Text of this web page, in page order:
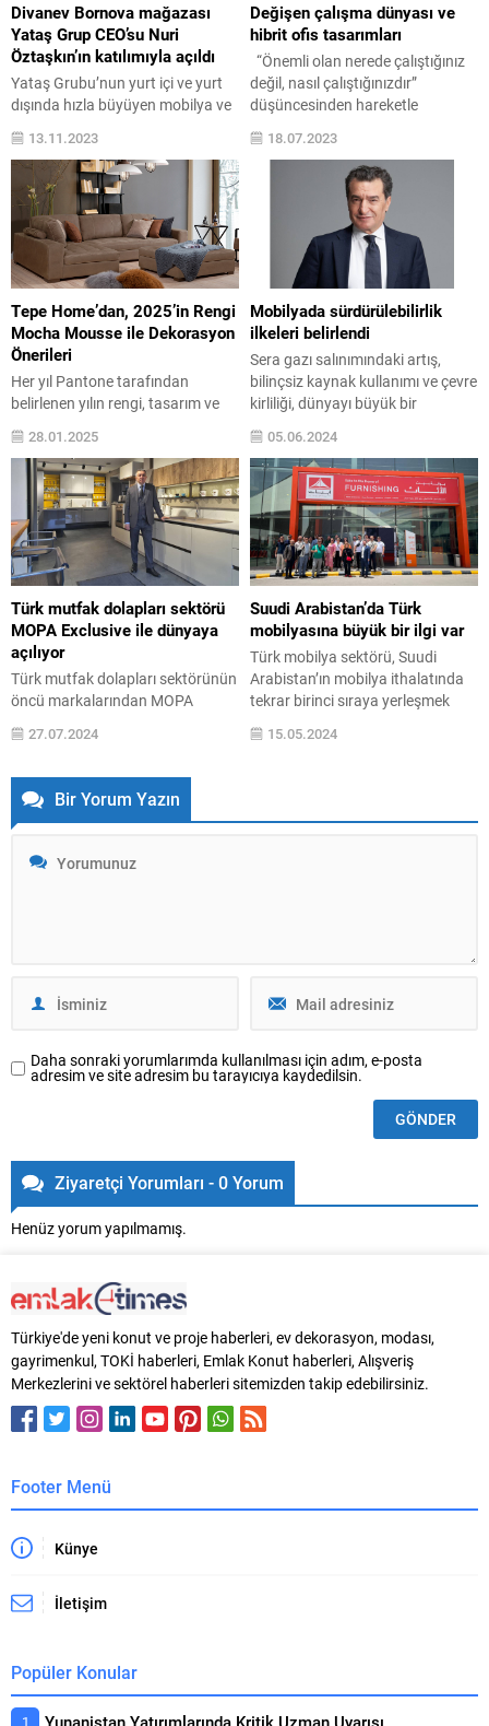
Divanev Bornova mağazası
Yataş Grup CEO’su Nuri
Öztaşkın’ın katılımıyla açıldı
Yataş Grubu’nun yurt içi ve yurt
dışında hızla büyüyen mobilya ve
uyku markası Divanev, sayıları
hızla artan mağazalarına bir
yenisini daha ekledi ve
Bornova’da bulunan 1.800 m2
alana sahip 116’ncı mağazasının
açılışını Yataş Grup CEO’su Nuri
Öztaşkın, Bornova Belediye
Başkanı Mustafa İduğ ve şehrin
önde gelen isimlerinin katılımıyla
gerçekleştirdi. ...
13.11.2023
Değişen çalışma dünyası ve
hibrit ofis tasarımları
“Önemli olan nerede çalıştığınız
değil, nasıl çalıştığınızdır”
düşüncesinden hareketle
meydana getirilen hibrit çalışma
modeli, çalışma dünyasına yeni
bir soluk getirdi ve birçok kişi
tarafından beğeniyle karşılandı.
Bu durum ofis tasarımlarında
daha samimi, aidiyet duygusunu
geliştiren ve enerji dolu bir çizgi
ediniminin yolunu açtı. Tüm
dünyayı etkileyen Covid – 19...
18.07.2023
Tepe Home’dan, 2025’in Rengi
Mocha Mousse ile Dekorasyon
Önerileri
Her yıl Pantone tarafından
belirlenen yılın rengi, tasarım ve
dekorasyon trendlerini
şekillendirirken, 2025 yılının rengi
“Mocha Mousse” oldu. Sıcak
kahve tonlarını zarif bir
modernlikle buluşturan Mocha
Mousse, ev dekorasyonuna
sofistike ve davetkâr bir atmosfer
katıyor. Mocha Mousse,
kahverenginin yumuşak ve pastel
tonlarından ilham alan, güz ve
toprak dokusunu yansıtan bir...
28.01.2025
Mobilyada sürdürülebilirlik
ilkeleri belirlendi
Sera gazı salınımındaki artış,
bilinçsiz kaynak kullanımı ve çevre
kirliliği, dünyayı büyük bir
varoluşsal krizin eşiğine
getirirken, sektörler geliştirdikleri
sürdürülebilirlik eylem planlarıyla
meydana gelen hasarları geri
döndürmeye çalışıyor. Mobilya
Dernekleri Federasyonu –
MOSFED Başkanı Ahmet Güleç,
Dünya Çevre Günü dolayısıyla
hazırladıkları çevreci yaklaşımları
ve planlamaları anlattı. Ahmet
Güleç, sekiz...
05.06.2024
Türk mutfak dolapları sektörü
MOPA Exclusive ile dünyaya
açılıyor
Türk mutfak dolapları sektörünün
öncü markalarından MOPA
EXCLUSIVE, uluslararası büyüme
stratejisinde yeni bir dönüm
halihazırda dört kıtada
sürdürdüğü başarılı
operasyonlarını Orta Doğu’ya
taşıyarak, Dubai’de yeni bir
mağaza açmaya hazırlanıyor. Bu
27.07.2024
Suudi Arabistan’da Türk
mobilyasına büyük bir ilgi var
Türk mobilya sektörü, Suudi
Arabistan’ın mobilya ithalatında
tekrar birinci sıraya yerleşmek
istiyor Türk mobilya sektörü,
eskiden beri en önemli pazarları
15.05.2024
Bir Yorum Yazın
Daha sonraki yorumlarımda kullanılması için adım, e-posta
adresim ve site adresim bu tarayıcıya kaydedilsin.
Ziyaretçi Yorumları - 0 Yorum
Henüz yorum yapılmamış.
Türkiye'de yeni konut ve proje haberleri, ev dekorasyon, modası,
gayrimenkul, TOKİ haberleri, Emlak Konut haberleri, Alışveriş
Merkezlerini ve sektörel haberleri sitemizden takip edebilirsiniz.
Footer Menü
Künye
İletişim
Popüler Konular